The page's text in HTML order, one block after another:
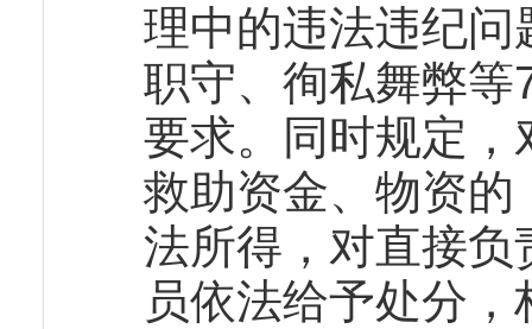
理中的违法违纪
职守、徇私舞弊
要求。同时规定
救助资金、物资
法所得，对直接
员依法给予处分